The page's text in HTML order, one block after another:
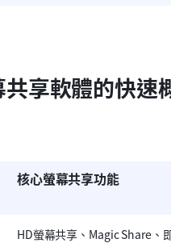
享軟體的快速
核心螢幕共享功能
HD螢幕共享、Magic Share、